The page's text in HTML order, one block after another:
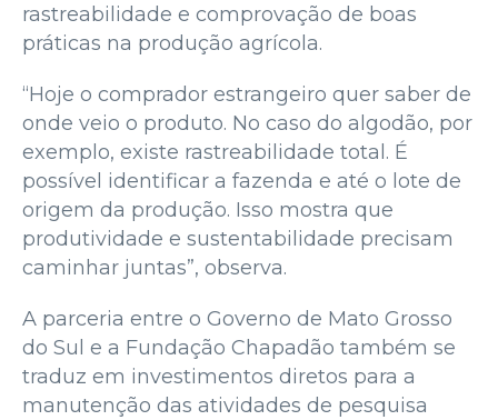
rastreabilidade e comprovação de boas
práticas na produção agrícola.
“Hoje o comprador estrangeiro quer saber de
onde veio o produto. No caso do algodão, por
exemplo, existe rastreabilidade total. É
possível identificar a fazenda e até o lote de
origem da produção. Isso mostra que
produtividade e sustentabilidade precisam
caminhar juntas”, observa.
A parceria entre o Governo de Mato Grosso
do Sul e a Fundação Chapadão também se
traduz em investimentos diretos para a
manutenção das atividades de pesquisa